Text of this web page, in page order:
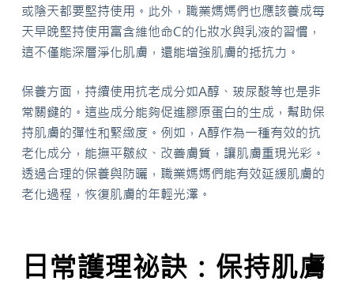
或陰天都要堅持使用。此外，職業媽媽們也應該養成每
天早晚堅持使用富含維他命C的化妝水與乳液的習慣，
這不僅能深層淨化肌膚，還能增強肌膚的抵抗力。
保養方面，持續使用抗老成分如A醇、玻尿酸等也是非
常關鍵的。這些成分能夠促進膠原蛋白的生成，幫助保
持肌膚的彈性和緊緻度。例如，A醇作為一種有效的抗
老化成分，能撫平皺紋、改善膚質，讓肌膚重現光彩。
透過合理的保養與防曬，職業媽媽們能有效延緩肌膚的
老化過程，恢復肌膚的年輕光澤。
日常護理祕訣：保持肌膚